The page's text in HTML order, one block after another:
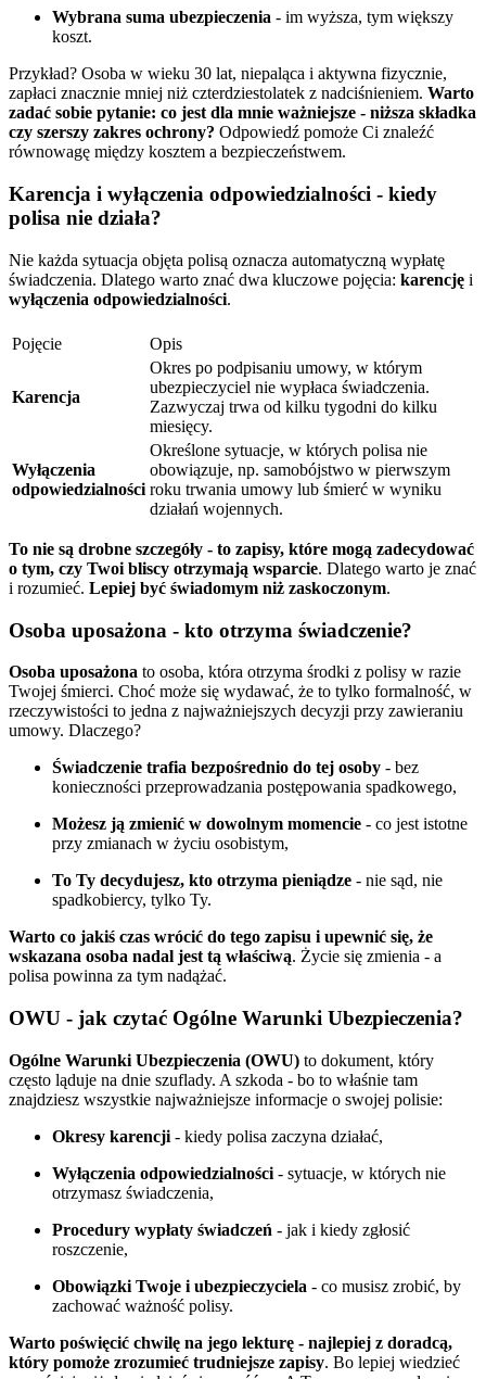
Wybrana suma ubezpieczenia - im wyższa, tym większy
koszt.
Przykład? Osoba w wieku 30 lat, niepaląca i aktywna fizycznie,
zapłaci znacznie mniej niż czterdziestolatek z nadciśnieniem. Warto
zadać sobie pytanie: co jest dla mnie ważniejsze - niższa składka
czy szerszy zakres ochrony? Odpowiedź pomoże Ci znaleźć
równowagę między kosztem a bezpieczeństwem.
Karencja i wyłączenia odpowiedzialności - kiedy
polisa nie działa?
Nie każda sytuacja objęta polisą oznacza automatyczną wypłatę
świadczenia. Dlatego warto znać dwa kluczowe pojęcia: karencję i
wyłączenia odpowiedzialności.
Pojęcie Opis
Karencja
Okres po podpisaniu umowy, w którym
ubezpieczyciel nie wypłaca świadczenia.
Zazwyczaj trwa od kilku tygodni do kilku
miesięcy.
Wyłączenia
odpowiedzialności
Określone sytuacje, w których polisa nie
obowiązuje, np. samobójstwo w pierwszym
roku trwania umowy lub śmierć w wyniku
działań wojennych.
To nie są drobne szczegóły - to zapisy, które mogą zadecydować
o tym, czy Twoi bliscy otrzymają wsparcie. Dlatego warto je znać
i rozumieć. Lepiej być świadomym niż zaskoczonym.
Osoba uposażona - kto otrzyma świadczenie?
Osoba uposażona to osoba, która otrzyma środki z polisy w razie
Twojej śmierci. Choć może się wydawać, że to tylko formalność, w
rzeczywistości to jedna z najważniejszych decyzji przy zawieraniu
umowy. Dlaczego?
Świadczenie trafia bezpośrednio do tej osoby - bez
konieczności przeprowadzania postępowania spadkowego,
Możesz ją zmienić w dowolnym momencie - co jest istotne
przy zmianach w życiu osobistym,
To Ty decydujesz, kto otrzyma pieniądze - nie sąd, nie
spadkobiercy, tylko Ty.
Warto co jakiś czas wrócić do tego zapisu i upewnić się, że
wskazana osoba nadal jest tą właściwą. Życie się zmienia - a
polisa powinna za tym nadążać.
OWU - jak czytać Ogólne Warunki Ubezpieczenia?
Ogólne Warunki Ubezpieczenia (OWU) to dokument, który
często ląduje na dnie szuflady. A szkoda - bo to właśnie tam
znajdziesz wszystkie najważniejsze informacje o swojej polisie:
Okresy karencji - kiedy polisa zaczyna działać,
Wyłączenia odpowiedzialności - sytuacje, w których nie
otrzymasz świadczenia,
Procedury wypłaty świadczeń - jak i kiedy zgłosić
roszczenie,
Obowiązki Twoje i ubezpieczyciela - co musisz zrobić, by
zachować ważność polisy.
Warto poświęcić chwilę na jego lekturę - najlepiej z doradcą,
który pomoże zrozumieć trudniejsze zapisy. Bo lepiej wiedzieć